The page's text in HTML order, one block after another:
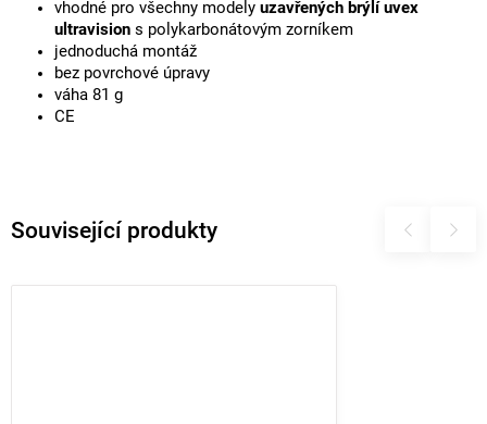
Související produkty
vhodné pro všechny modely uzavřených brýlí uvex
ultravision s polykarbonátovým zorníkem
jednoduchá montáž
bez povrchové úpravy
váha 81 g
CE